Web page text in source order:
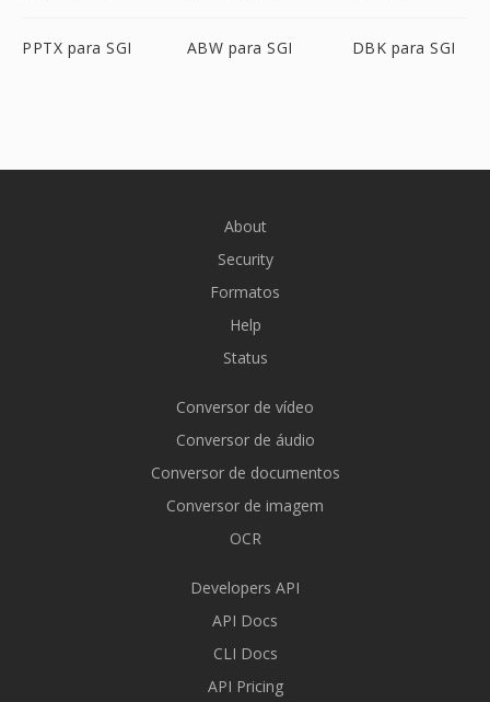
PPTX para SGI ABW para SGI DBK para SGI
About
Security
Formatos
Help
Status
Conversor de vídeo
Conversor de áudio
Conversor de documentos
Conversor de imagem
OCR
Developers API
API Docs
CLI Docs
API Pricing